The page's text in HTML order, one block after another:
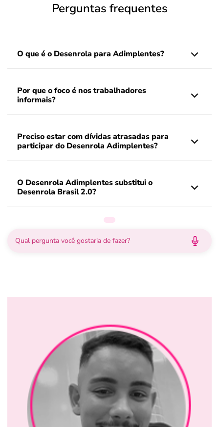
Perguntas frequentes
O que é o Desenrola para Adimplentes?
Por que o foco é nos trabalhadores
informais?
Preciso estar com dívidas atrasadas para
participar do Desenrola Adimplentes?
O Desenrola Adimplentes substitui o
Desenrola Brasil 2.0?